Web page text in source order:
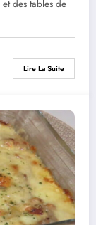
des tables de
Lire La Suite